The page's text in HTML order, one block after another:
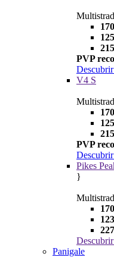
PVP
V4 S
PVP
Pikes
}
Panigale